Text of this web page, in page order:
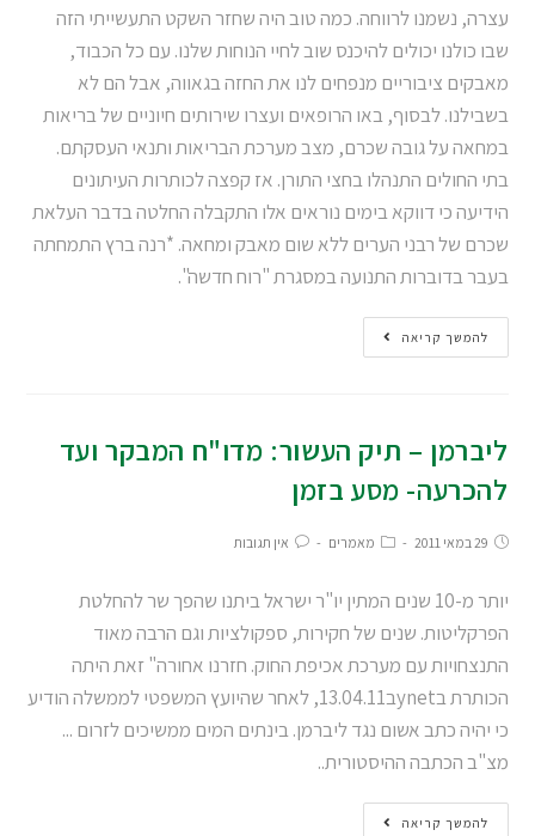
עצרה, נשמנו לרווחה. כמה טוב היה שחזר השקט התעשייתי הזה
שבו כולנו יכולים להיכנס שוב לחיי הנוחות שלנו. עם כל הכבוד,
מאבקים ציבוריים מנפחים לנו את החזה בגאווה, אבל הם לא
בשבילנו. לבסוף, באו הרופאים ועצרו שירותים חיוניים של בריאות
במחאה על גובה שכרם, מצב מערכת הבריאות ותנאי העסקתם.
בתי החולים התנהלו בחצי התורן. אז קפצה לכותרות העיתונים
הידיעה כי דווקא בימים נוראים אלו התקבלה החלטה בדבר העלאת
שכרם של רבני הערים ללא שום מאבק ומחאה. *רנה ברץ התמחתה
בעבר בדוברות התנועה במסגרת "רוח חדשה".
להמשך קריאה
ליברמן – תיק העשור: מדו"ח המבקר ועד
להכרעה- מסע בזמן
29 במאי 2011 מאמרים אין תגובות
יותר מ-10 שנים המתין יו"ר ישראל ביתנו שהפך שר להחלטת
הפרקליטות. שנים של חקירות, ספקולציות וגם הרבה מאוד
התנצחויות עם מערכת אכיפת החוק. חזרנו אחורה" זאת היתה
הכותרת בynetב13.04.11, לאחר שהיועץ המשפטי לממשלה הודיע
כי יהיה כתב אשום נגד ליברמן. בינתים המים ממשיכים לזרום ...
מצ"ב הכתבה ההיסטורית..
להמשך קריאה